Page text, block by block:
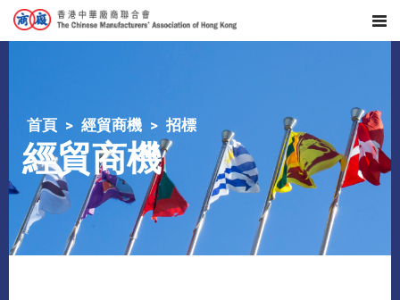
首頁 經貿商機 招標
經貿商機